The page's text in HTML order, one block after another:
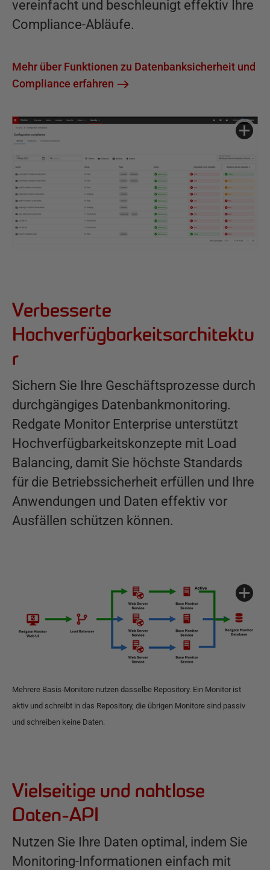
vereinfacht und beschleunigt effektiv Ihre
Compliance-Abläufe.
Mehr über Funktionen zu Datenbanksicherheit und
Compliance erfahren
Verbesserte
Hochverfügbarkeitsarchitektu
r
Sichern Sie Ihre Geschäftsprozesse durch
durchgängiges Datenbankmonitoring.
Redgate Monitor Enterprise unterstützt
Hochverfügbarkeitskonzepte mit Load
Balancing, damit Sie höchste Standards
für die Betriebssicherheit erfüllen und Ihre
Anwendungen und Daten effektiv vor
Ausfällen schützen können.
Mehrere Basis-Monitore nutzen dasselbe Repository. Ein Monitor ist
aktiv und schreibt in das Repository, die übrigen Monitore sind passiv
und schreiben keine Daten.
Vielseitige und nahtlose
Daten-API
Nutzen Sie Ihre Daten optimal, indem Sie
Monitoring-Informationen einfach mit